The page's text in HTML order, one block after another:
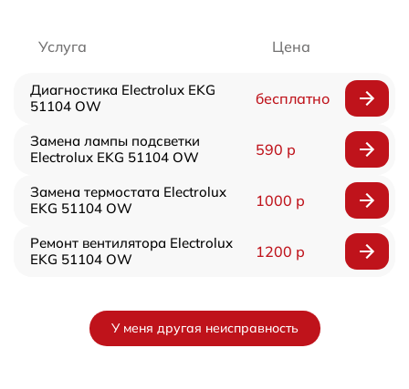
Услуга Цена
Диагностика Electrolux EKG
51104 OW
бесплатно
Замена лампы подсветки
Electrolux EKG 51104 OW
590 р
Замена термостата Electrolux
EKG 51104 OW
1000 р
Ремонт вентилятора Electrolux
EKG 51104 OW
1200 р
У меня другая неисправность